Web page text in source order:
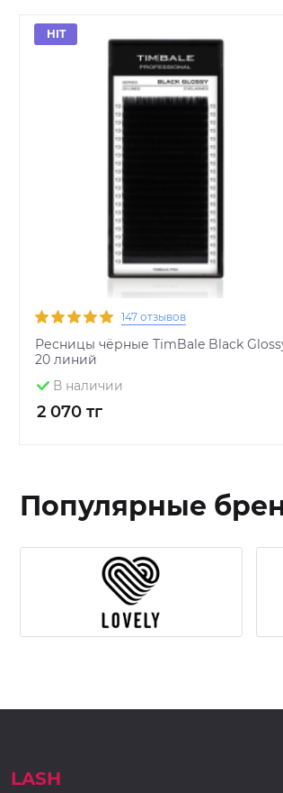
HIT
147 отзывов
Ресницы чёрные TimBale Black
20 линий
В наличии
2 070 тг
Популярные
LASH